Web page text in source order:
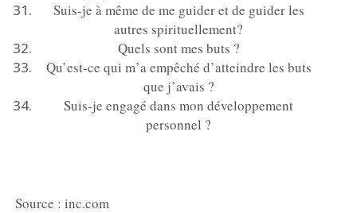
Suis-je à même de me guider et de guider les
autres spirituellement?
Quels sont mes buts ?
Qu’est-ce qui m’a empêché d’atteindre les buts
que j’avais ?
Suis-je engagé dans mon développement
personnel ?
Source : inc.com